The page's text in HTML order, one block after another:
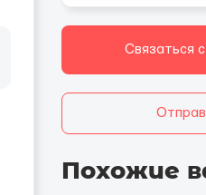
Связаться
Похожие